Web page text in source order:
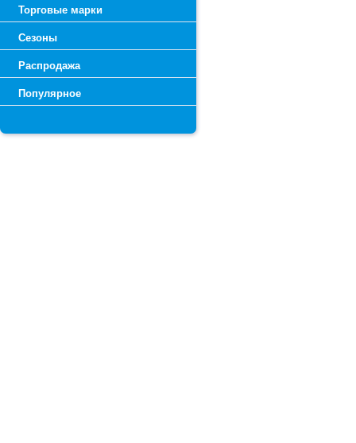
Торговые марки
Сезоны
Распродажа
Популярное